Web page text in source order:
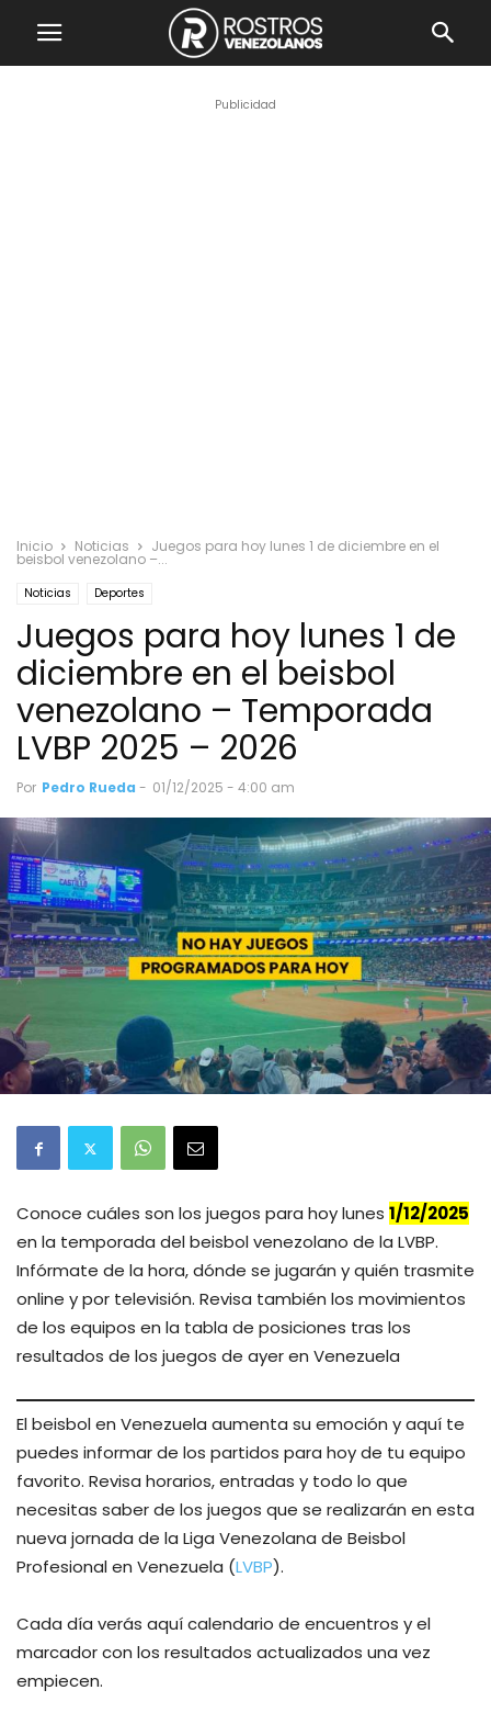
Publicidad
Inicio Noticias Juegos para hoy lunes 1 de diciembre en el
beisbol venezolano –...
Noticias Deportes
Juegos para hoy lunes 1 de
diciembre en el beisbol
venezolano – Temporada
LVBP 2025 – 2026
Por Pedro Rueda - 01/12/2025 - 4:00 am
Conoce cuáles son los juegos para hoy lunes 1/12/2025
en la temporada del beisbol venezolano de la LVBP.
Infórmate de la hora, dónde se jugarán y quién trasmite
online y por televisión. Revisa también los movimientos
de los equipos en la tabla de posiciones tras los
resultados de los juegos de ayer en Venezuela
El beisbol en Venezuela aumenta su emoción y aquí te
puedes informar de los partidos para hoy de tu equipo
favorito. Revisa horarios, entradas y todo lo que
necesitas saber de los juegos que se realizarán en esta
nueva jornada de la Liga Venezolana de Beisbol
Profesional en Venezuela (LVBP).
Cada día verás aquí calendario de encuentros y el
marcador con los resultados actualizados una vez
empiecen.